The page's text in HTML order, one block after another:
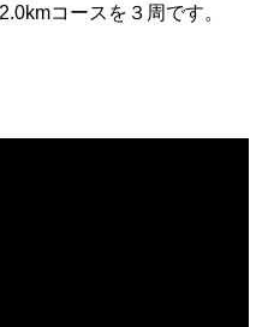
コースを３周です。